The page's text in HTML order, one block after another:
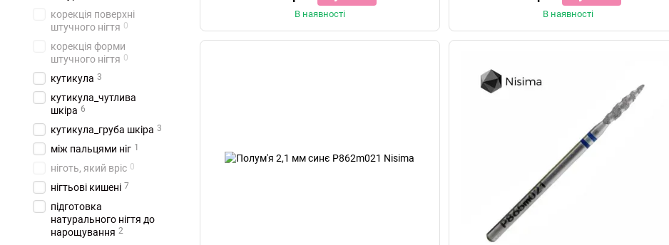
В наявності В наявності
корекція поверхні
штучного нігтя 0
корекція форми
штучного нігтя 0
кутикула 3
кутикула_чутлива
шкіра 6
кутикула_груба шкіра 3
між пальцями ніг 1
ніготь, який вріс 0
нігтьові кишені 7
підготовка
натурального нігтя до
нарощування 2